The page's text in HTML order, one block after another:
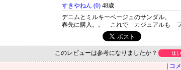
すきやねん (0) 48歳
デニムとミルキーベージュのサンダル。
春先に購入。。 これで カジュアルも フ
このレビューは参考になりましたか？
コ